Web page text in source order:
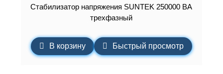
Стабилизатор напряжения SUNTEK 250000 ВА
трехфазный
В корзину Быстрый просмотр